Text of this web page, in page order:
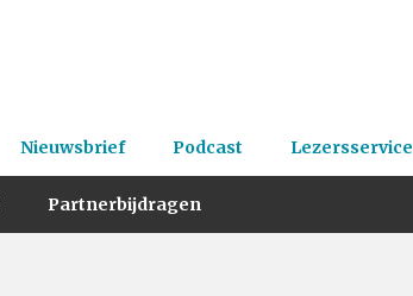
Nieuwsbrief Podcast Lezersservice
Partnerbijdragen